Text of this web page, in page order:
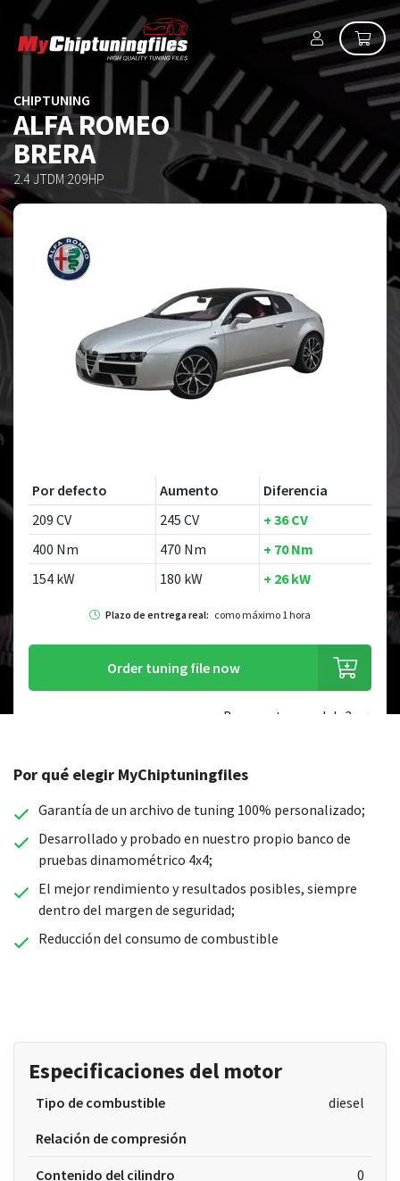
CHIPTUNING
ALFA ROMEO
BRERA
2.4 JTDM 209HP
Por defecto Aumento
Diferencia
209 CV
245 CV
+ 36 CV
400 Nm
470 Nm
+ 70 Nm
154 kW
180 kW + 26 kW
Plazo de entrega real: como máximo 1 hora
Order tuning file now
¿Buscas otro modelo?
Por qué elegir MyChiptuningfiles
Garantía de un archivo de tuning 100% personalizado;
Desarrollado y probado en nuestro propio banco de
pruebas dinamométrico 4x4;
El mejor rendimiento y resultados posibles, siempre
dentro del margen de seguridad;
Reducción del consumo de combustible
Especificaciones del motor
Tipo de combustible
diesel
Relación de compresión
Contenido del cilindro
0